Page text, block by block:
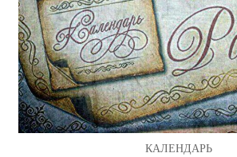
КАЛЕНДАРЬ